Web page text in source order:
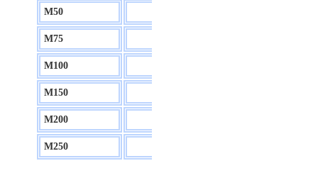
М50
М75
М100
М150
М200
М250